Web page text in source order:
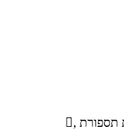
תספורת ,